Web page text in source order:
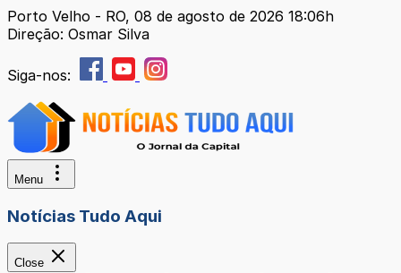
Porto Velho - RO, 08 de agosto de 2026 18:06h
Direção: Osmar Silva
Siga-nos:
Menu
Notícias Tudo Aqui
Close